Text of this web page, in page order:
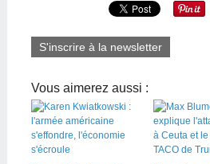
S'inscrire à la newsletter
Vous aimerez aussi :